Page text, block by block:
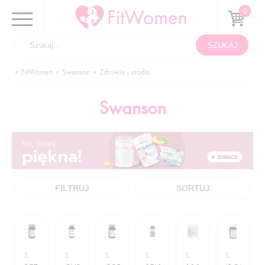
FitWomen Swanson Zdrowie i uroda
Swanson
FILTRUJ SORTUJ
SWANSON / ZDROWIE I URODA SWANSON / ZDROWIE I URODA SWANSON / ZDROWIE I URODA SWANSON / ZDROWIE I URODA SWANSON / ZDROWIE I URODA SWANSON / ZDROWIE I URODA